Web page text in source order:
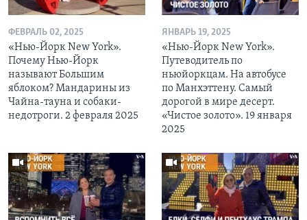
ФЕВРАЛЬ 02, 2025
«Нью-Йорк New York».
Почему Нью-Йорк
называют Большим
яблоком? Мандарины из
Чайна-тауна и собаки-
недотроги. 2 февраля 2025
ЯНВАРЬ 19, 2025
«Нью-Йорк New York».
Путеводитель по
ньюйоркцам. На автобусе
по Манхэттену. Самый
дорогой в мире десерт.
«Чистое золото». 19 января
2025